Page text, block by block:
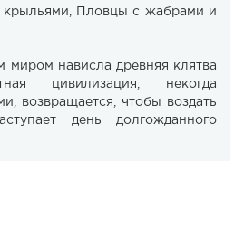
крыльями, Пловцы с жабрами и
миром нависла древняя клятва
цивилизация, некогда
возвращается, чтобы воздать
день долгожданного